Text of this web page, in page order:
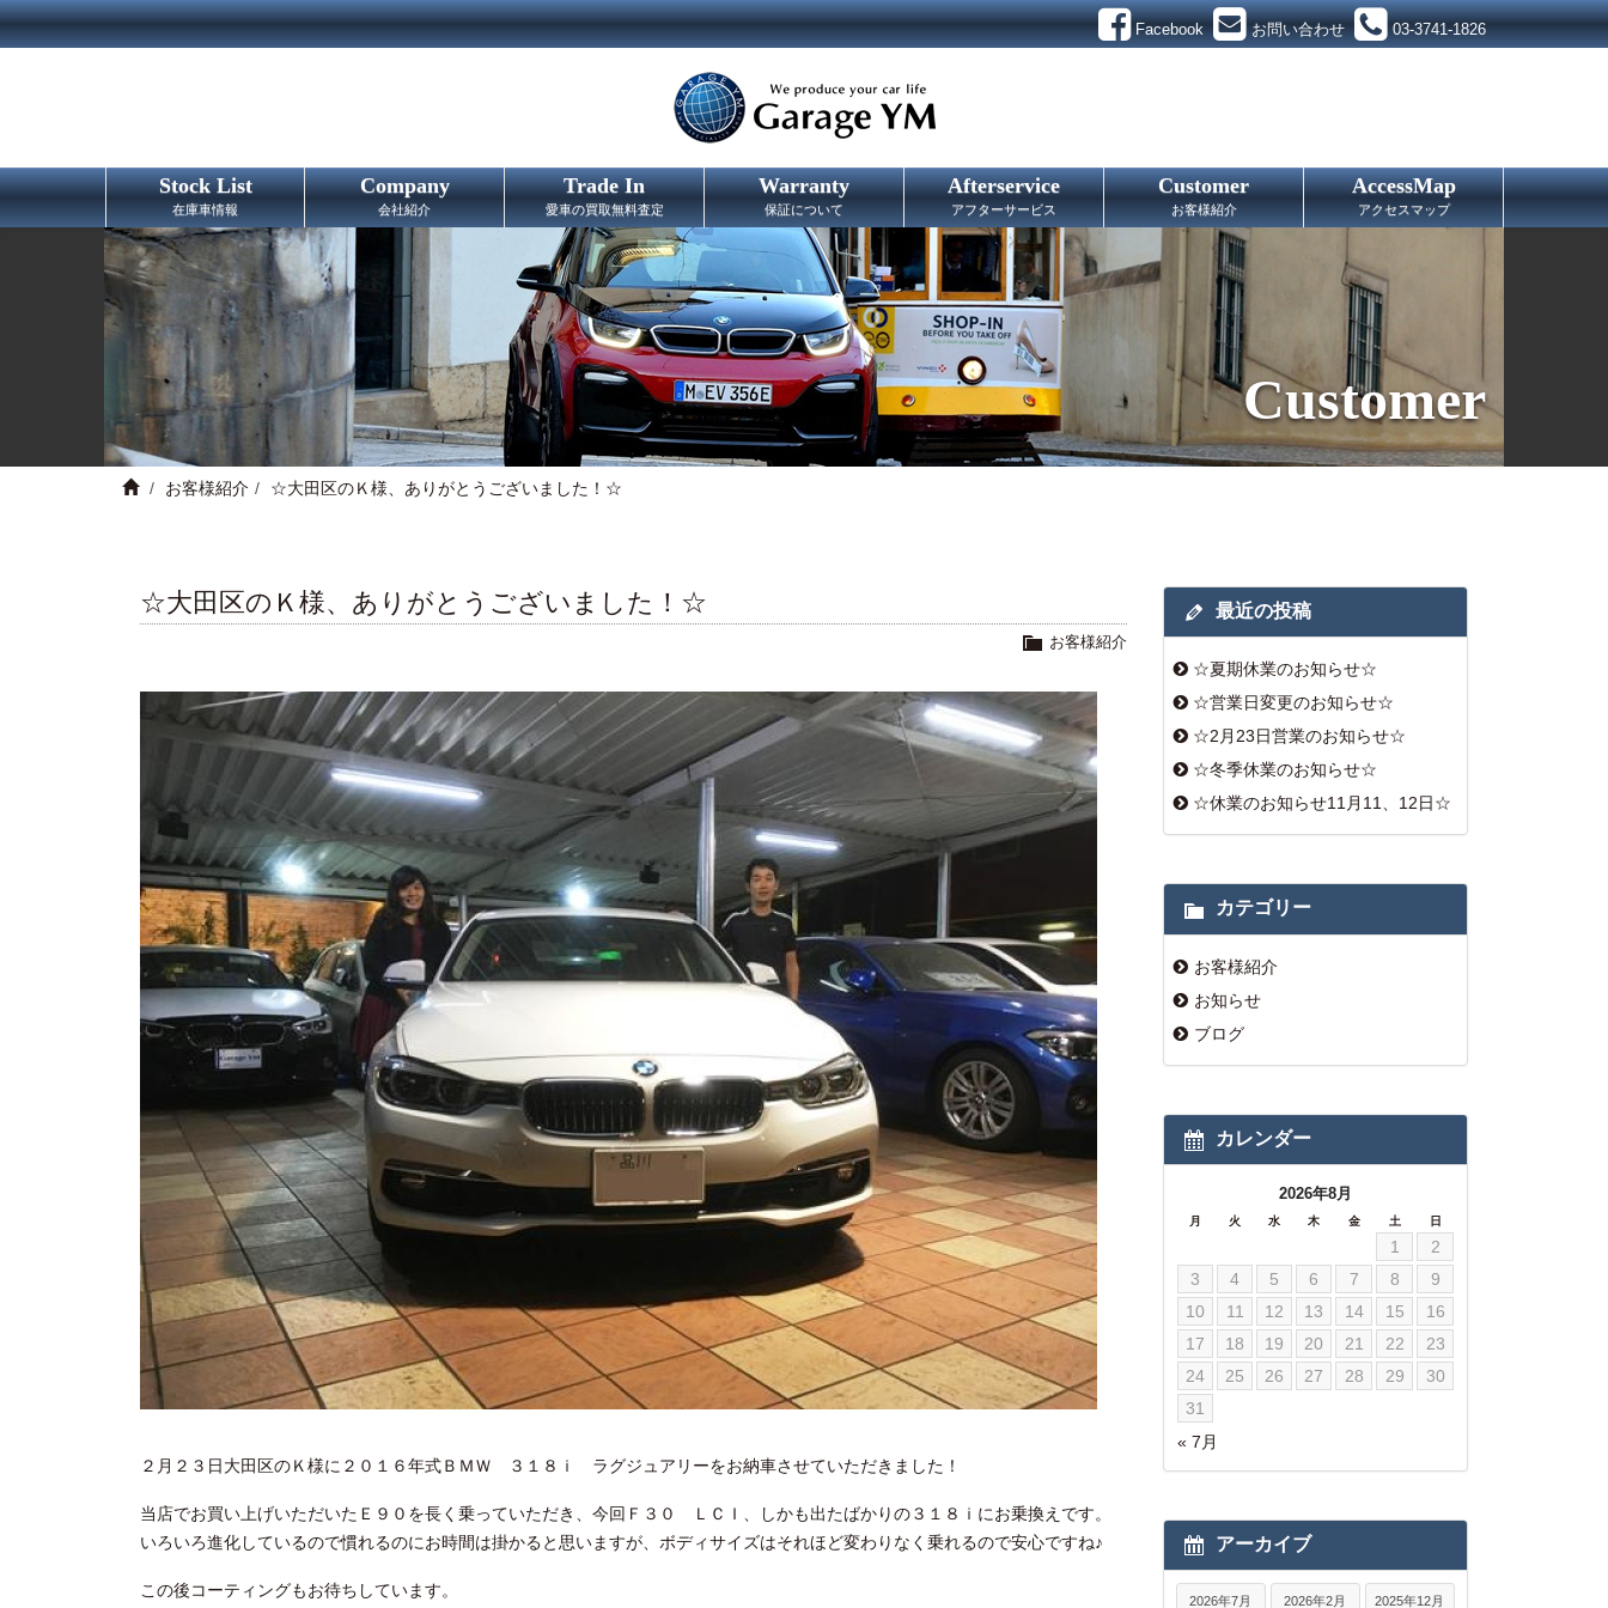
Facebook お問い合わせ 03-3741-1826
Stock List
在庫車情報
Company
会社紹介
Trade In
愛車の買取無料査定
Warranty
保証について
Afterservice
アフターサービス
Customer
お客様紹介
AccessMap
アクセスマップ
Customer
お客様紹介 ☆大田区のＫ様、ありがとうございました！☆
☆大田区のＫ様、ありがとうございました！☆
お客様紹介
２月２３日大田区のＫ様に２０１６年式ＢＭＷ ３１８ｉ ラグジュアリーをお納車させていただきました！
当店でお買い上げいただいたＥ９０を長く乗っていただき、今回Ｆ３０ ＬＣＩ、しかも出たばかりの３１８ｉにお乗換えです。
いろいろ進化しているので慣れるのにお時間は掛かると思いますが、ボディサイズはそれほど変わりなく乗れるので安心ですね♪
この後コーティングもお待ちしています。
最近の投稿
☆夏期休業のお知らせ☆
☆営業日変更のお知らせ☆
☆2月23日営業のお知らせ☆
☆冬季休業のお知らせ☆
☆休業のお知らせ11月11、12日☆
カテゴリー
お客様紹介
お知らせ
ブログ
カレンダー
2026年8月
月 火 水 木 金 土 日
« 7月
1
2
3
4 5 6 7 8
9
10
11 12 13 14 15
16
17
18 19 20 21 22
23
24
25 26 27 28 29
30
31
アーカイブ
2026年7月 2026年2月 2025年12月